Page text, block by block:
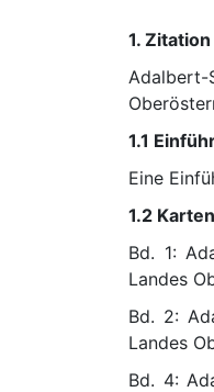
1. Zitation
Adalbert-
1.1
Eine
1.2
Bd. 1:
Landes
Bd. 2:
Landes
Bd. 4: